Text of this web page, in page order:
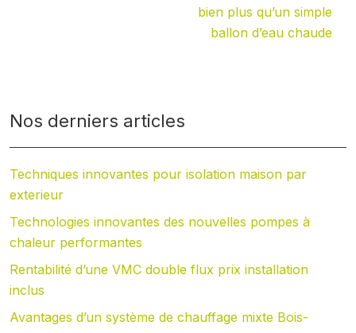
bien plus qu’un simple
ballon d’eau chaude
Nos derniers articles
Techniques innovantes pour isolation maison par
exterieur
Technologies innovantes des nouvelles pompes à
chaleur performantes
Rentabilité d’une VMC double flux prix installation
inclus
Avantages d’un système de chauffage mixte Bois-